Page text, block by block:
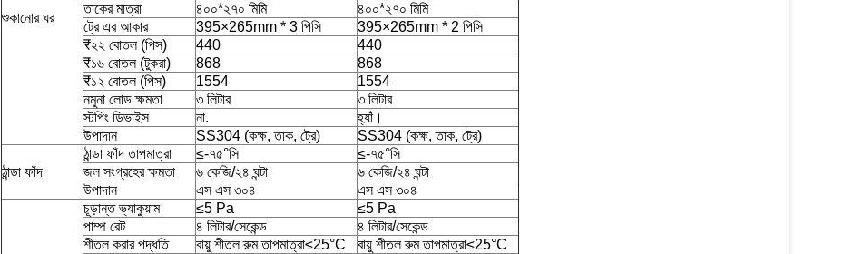
শুকানোর ঘর
তাকের মাত্রা
৪০০*২৭০ মিমি
৪০০*২৭০ মিমি
ট্রে এর আকার
395×265mm * 3 পিসি
395×265mm * 2 পিসি
₹২২ বোতল (পিস)
440
440
₹১৬ বোতল (টুকরা)
868
868
₹১২ বোতল (পিস)
1554
1554
নমুনা লোড ক্ষমতা
৩ লিটার
৩ লিটার
স্টপিং ডিভাইস
না.
হ্যাঁ।
উপাদান
SS304 (কক্ষ, তাক, ট্রে) SS304 (কক্ষ, তাক, ট্রে)
ঠান্ডা ফাঁদ
ঠান্ডা ফাঁদ তাপমাত্রা ≤-৭৫°সি
≤-৭৫°সি
জল সংগ্রহের ক্ষমতা
৬ কেজি/২৪ ঘন্টা
৬ কেজি/২৪ ঘন্টা
উপাদান
এস এস ৩০৪ এস এস ৩০৪
চূড়ান্ত ভ্যাকুয়াম ≤5 Pa
≤5 Pa
পাম্প রেট
৪ লিটার/সেকেন্ড
৪ লিটার/সেকেন্ড
শীতল করার পদ্ধতি
বায়ু শীতল রুম তাপমাত্রা≤25°C
বায়ু শীতল রুম তাপমাত্রা≤25°C